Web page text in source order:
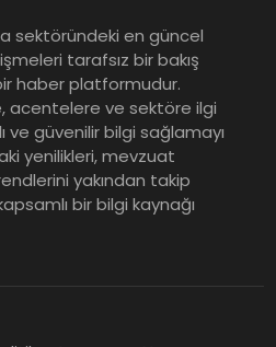
kısa vadeyi, koruma
uzun vadeyi tutuyor
2026 İlk Yarı Finansal
sektöründeki en güncel
tarafsız bir bakış
haber platformudur.
acentelere ve sektöre ilgi
ve güvenilir bilgi sağlamayı
yenilikleri, mevzuat
yakından takip
bir bilgi kaynağı